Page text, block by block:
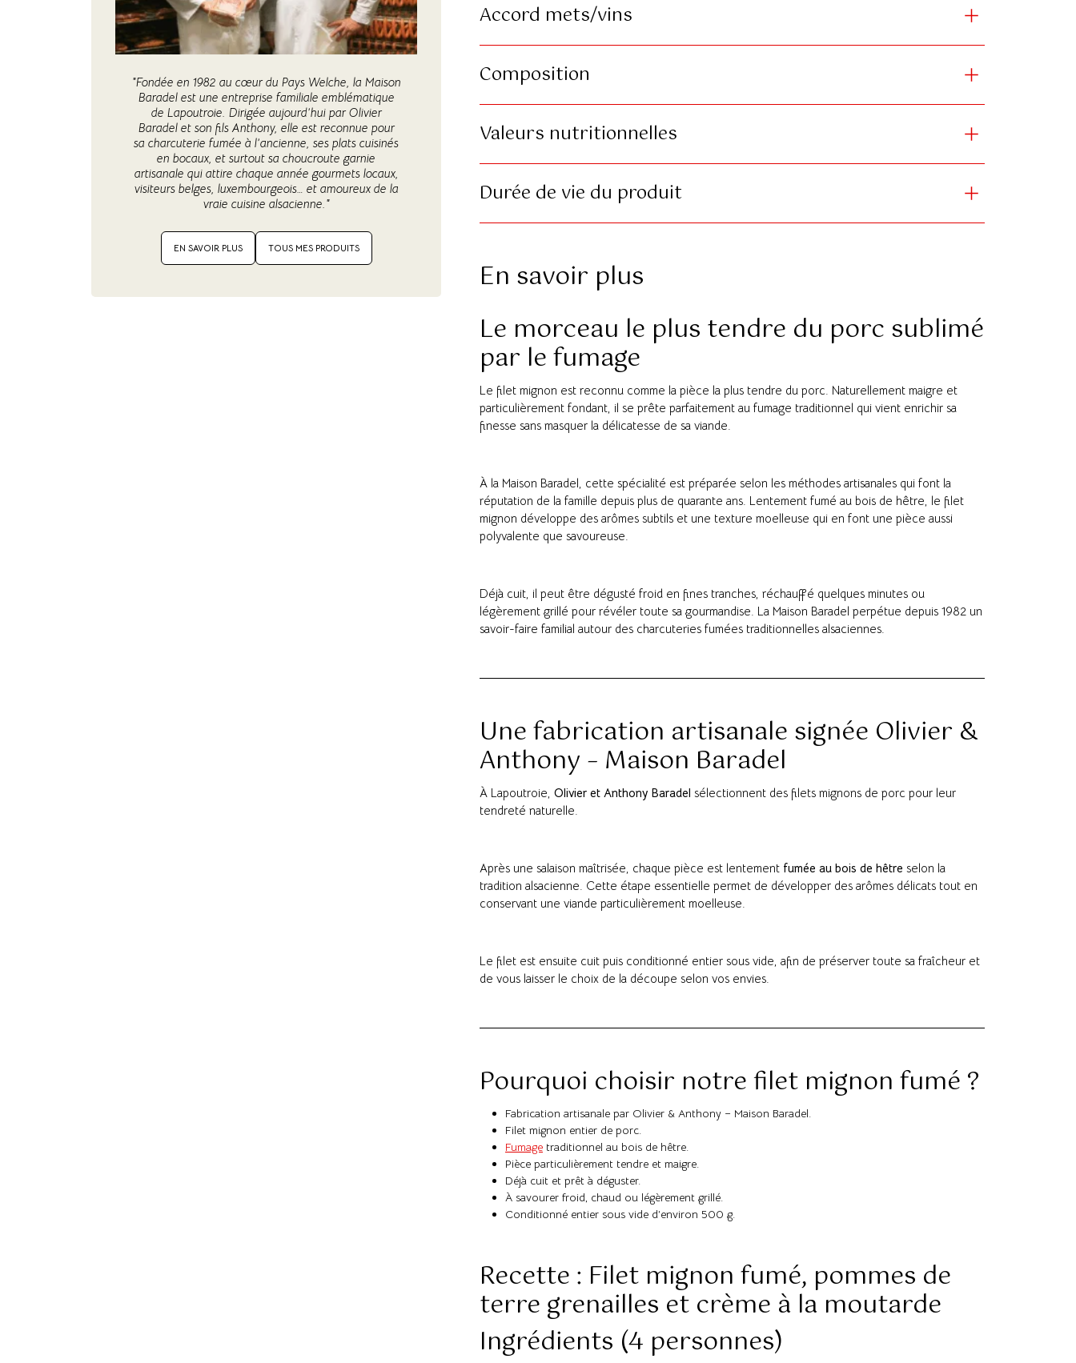
"Fondée en 1982 au cœur du Pays Welche, la Maison
Baradel est une entreprise familiale emblématique
de Lapoutroie. Dirigée aujourd’hui par Olivier
Baradel et son fils Anthony, elle est reconnue pour
sa charcuterie fumée à l’ancienne, ses plats cuisinés
en bocaux, et surtout sa choucroute garnie
artisanale qui attire chaque année gourmets locaux,
visiteurs belges, luxembourgeois… et amoureux de la
vraie cuisine alsacienne."
EN SAVOIR PLUS TOUS MES PRODUITS
Accord mets/vins
Composition
Valeurs nutritionnelles
Durée de vie du produit
En savoir plus
Le morceau le plus tendre du porc sublimé
par le fumage
Le filet mignon est reconnu comme la pièce la plus tendre du porc. Naturellement maigre et
particulièrement fondant, il se prête parfaitement au fumage traditionnel qui vient enrichir sa
finesse sans masquer la délicatesse de sa viande.
À la Maison Baradel, cette spécialité est préparée selon les méthodes artisanales qui font la
réputation de la famille depuis plus de quarante ans. Lentement fumé au bois de hêtre, le filet
mignon développe des arômes subtils et une texture moelleuse qui en font une pièce aussi
polyvalente que savoureuse.
Déjà cuit, il peut être dégusté froid en fines tranches, réchauffé quelques minutes ou
légèrement grillé pour révéler toute sa gourmandise. La Maison Baradel perpétue depuis 1982 un
savoir-faire familial autour des charcuteries fumées traditionnelles alsaciennes.
Une fabrication artisanale signée Olivier &
Anthony – Maison Baradel
À Lapoutroie, Olivier et Anthony Baradel sélectionnent des filets mignons de porc pour leur
tendreté naturelle.
Après une salaison maîtrisée, chaque pièce est lentement fumée au bois de hêtre selon la
tradition alsacienne. Cette étape essentielle permet de développer des arômes délicats tout en
conservant une viande particulièrement moelleuse.
Le filet est ensuite cuit puis conditionné entier sous vide, afin de préserver toute sa fraîcheur et
de vous laisser le choix de la découpe selon vos envies.
Pourquoi choisir notre filet mignon fumé ?
Fabrication artisanale par Olivier & Anthony – Maison Baradel.
Filet mignon entier de porc.
Fumage traditionnel au bois de hêtre.
Pièce particulièrement tendre et maigre.
Déjà cuit et prêt à déguster.
À savourer froid, chaud ou légèrement grillé.
Conditionné entier sous vide d’environ 500 g.
Recette : Filet mignon fumé, pommes de
terre grenailles et crème à la moutarde
Ingrédients (4 personnes)